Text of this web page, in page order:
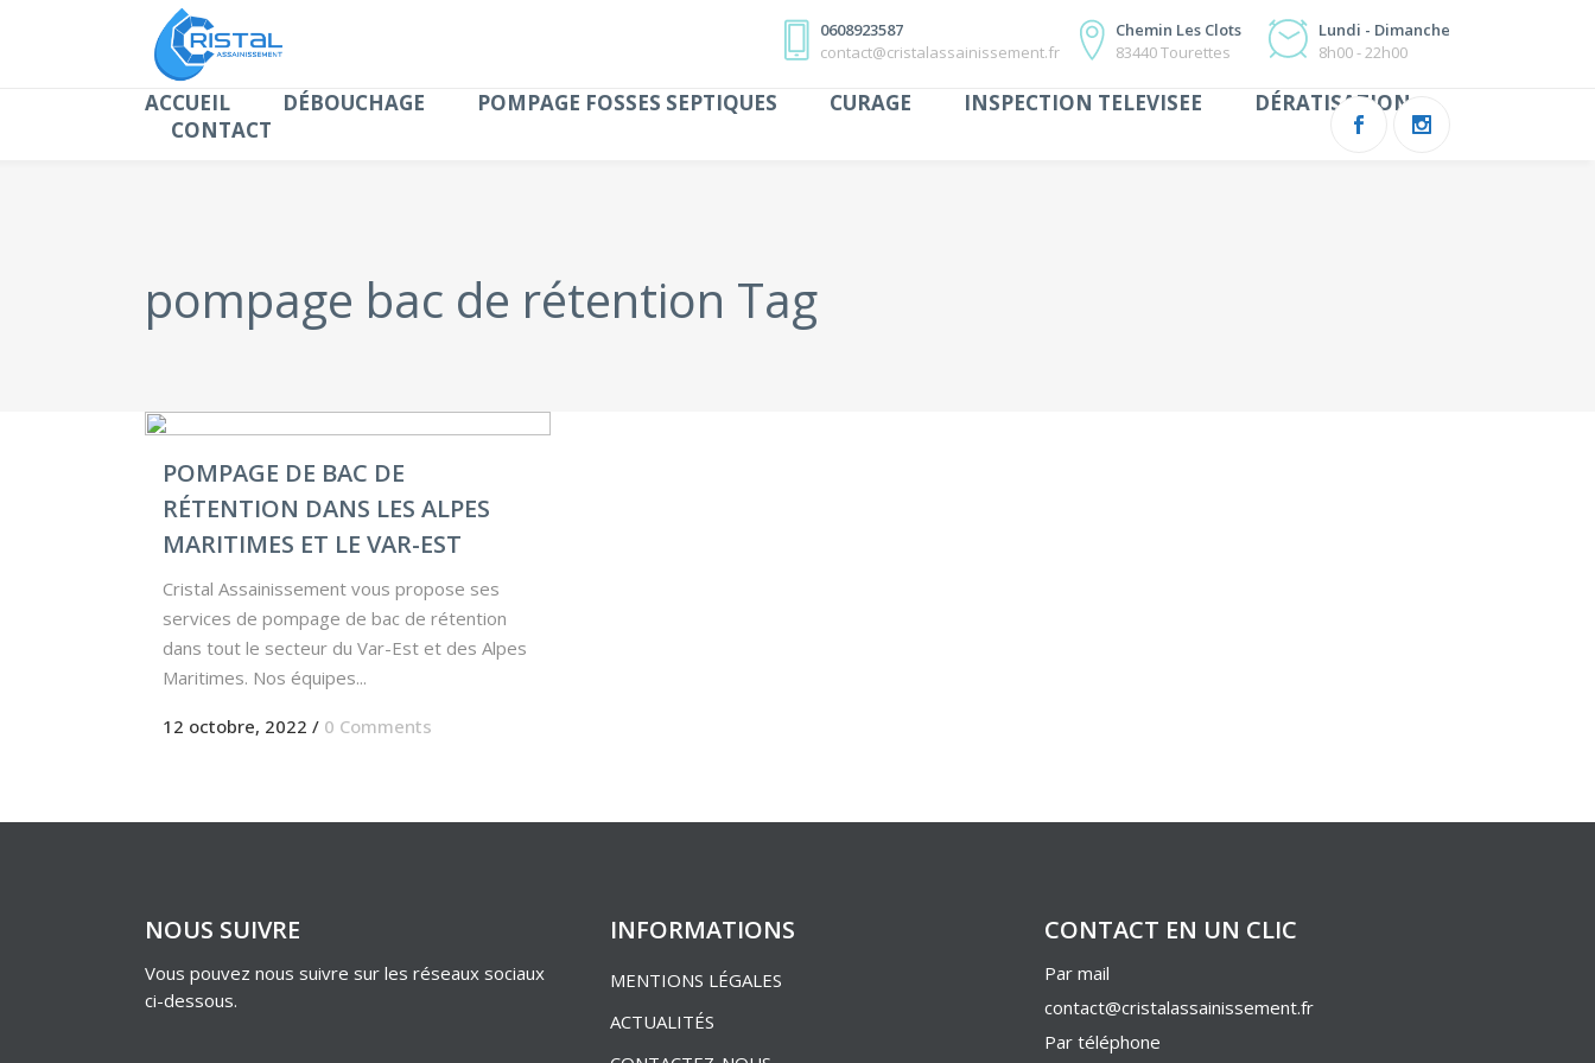
0608923587
contact@cristalassainissement.fr
Chemin Les Clots
83440 Tourettes
Lundi - Dimanche
8h00 - 22h00
ACCUEIL DÉBOUCHAGE POMPAGE FOSSES SEPTIQUES CURAGE INSPECTION TELEVISEE
DÉRATISATION
CONTACT
pompage bac de rétention Tag
POMPAGE DE BAC DE
RÉTENTION DANS LES ALPES
MARITIMES ET LE VAR-EST
Cristal Assainissement vous propose ses
services de pompage de bac de rétention
dans tout le secteur du Var-Est et des Alpes
Maritimes. Nos équipes...
12 octobre, 2022 / 0 Comments
NOUS SUIVRE
Vous pouvez nous suivre sur les réseaux sociaux
ci-dessous.
INFORMATIONS
MENTIONS LÉGALES
ACTUALITÉS
CONTACT EN UN CLIC
Par mail
contact@cristalassainissement.fr
Par téléphone